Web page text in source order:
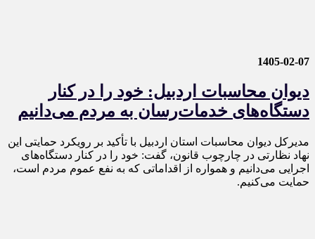
1405-02-07
دیوان محاسبات اردبیل: خود را در کنار
دستگاه‌های خدمات‌رسان به مردم می‌دانیم
مدیرکل دیوان محاسبات استان اردبیل با تأکید بر رویکرد حمایتی این
نهاد نظارتی در چارچوب قانون، گفت: خود را در کنار دستگاه‌های
اجرایی می‌دانیم و همواره از اقداماتی که به نفع عموم مردم است،
حمایت می‌کنیم.